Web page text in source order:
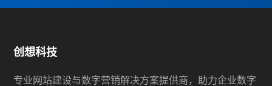
创想科技
专业网站建设与数字营销解决方案提供商，助力企业数字